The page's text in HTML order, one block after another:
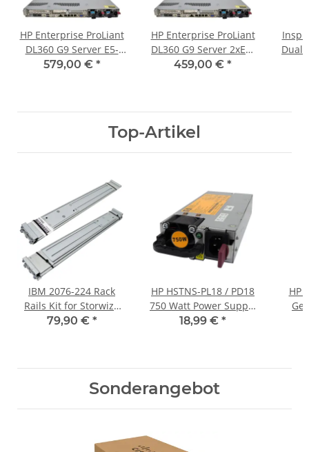
HP Enterprise ProLiant
DL360 G9 Server E5-
2650L V3 32GB RAM
579,00 € *
HP Enterprise ProLiant
DL360 G9 Server 2xE5-
2673 V3 64GB RAM
459,00 € *
Dual-
Top-Artikel
IBM 2076-224 Rack
Rails Kit for Storwize
V7000 Expansion
79,90 € *
HP HSTNS-PL18 / PD18
750 Watt Power Supply
511778-001 506821-001
18,99 € *
HP
Sonderangebot